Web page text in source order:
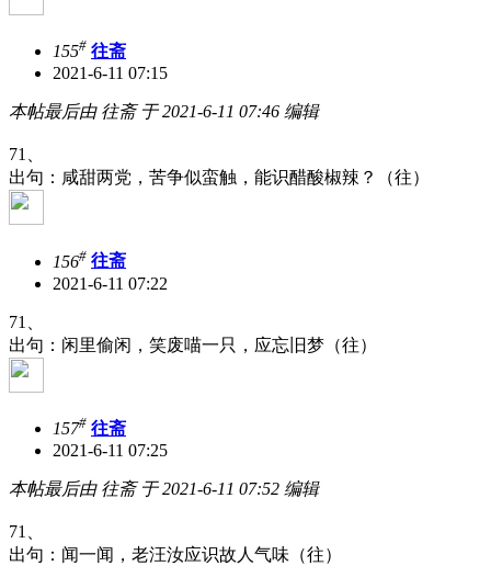
155# 往斋
2021-6-11 07:15
本帖最后由 往斋 于 2021-6-11 07:46 编辑
71、
出句：咸甜两党，苦争似蛮触，能识醋酸椒辣？（往）
156# 往斋
2021-6-11 07:22
71、
出句：闲里偷闲，笑废喵一只，应忘旧梦（往）
157# 往斋
2021-6-11 07:25
本帖最后由 往斋 于 2021-6-11 07:52 编辑
71、
出句：闻一闻，老汪汝应识故人气味（往）